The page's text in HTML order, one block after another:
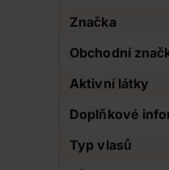
Značka
Obchodní
Aktivní látky
Doplňkové
Typ vlasů